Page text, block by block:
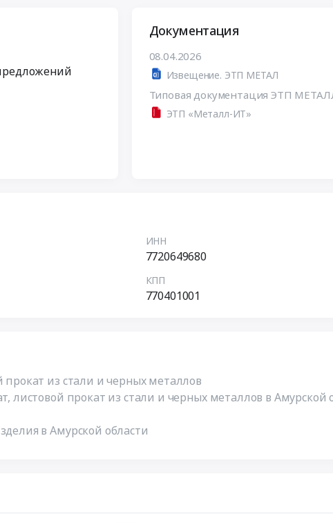
Документация
08.04.2026
Извещение. ЭТП МЕТАЛ
Типовая документация ЭТП
ЭТП «Металл-ИТ»
ИНН
7720649680
КПП
770401001
из стали и черных металлов
листовой прокат из стали и черных металлов в Амурской
в Амурской области